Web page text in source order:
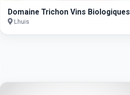
Domaine Trichon Vins Biologiques
Lhuis